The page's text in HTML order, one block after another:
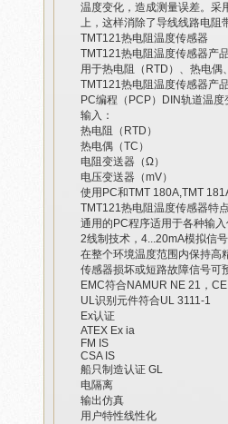
温度变化，造成测量误差。采
上，这样消除了导线线路电阻
TMT121热电阻温度传感器
TMT121热电阻温度传感器产
用于热电阻（RTD）、热电
TMT121热电阻温度传感器产
PC编程（PCP）DIN轨道温
输入：
热电阻（RTD）
热电偶（TC）
电阻变送器（Ω）
电压变送器（mV）
使用PC和TMT 180A,TMT
TMT121热电阻温度传感器特
通用的PC程序适用于各种输入
2线制技术，4...20mA模拟信
在整个环境温度范围内保持高
传感器损坏或短路故障信号可
EMC符合NAMUR NE 21，CE
UL识别元件符合UL 3111-1
Ex认证
ATEX Ex ia
FM IS
CSA IS
船只制造认证 GL
电隔离
输出仿真
用户特性线性化